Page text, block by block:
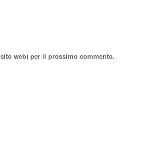
web) per il prossimo commento.